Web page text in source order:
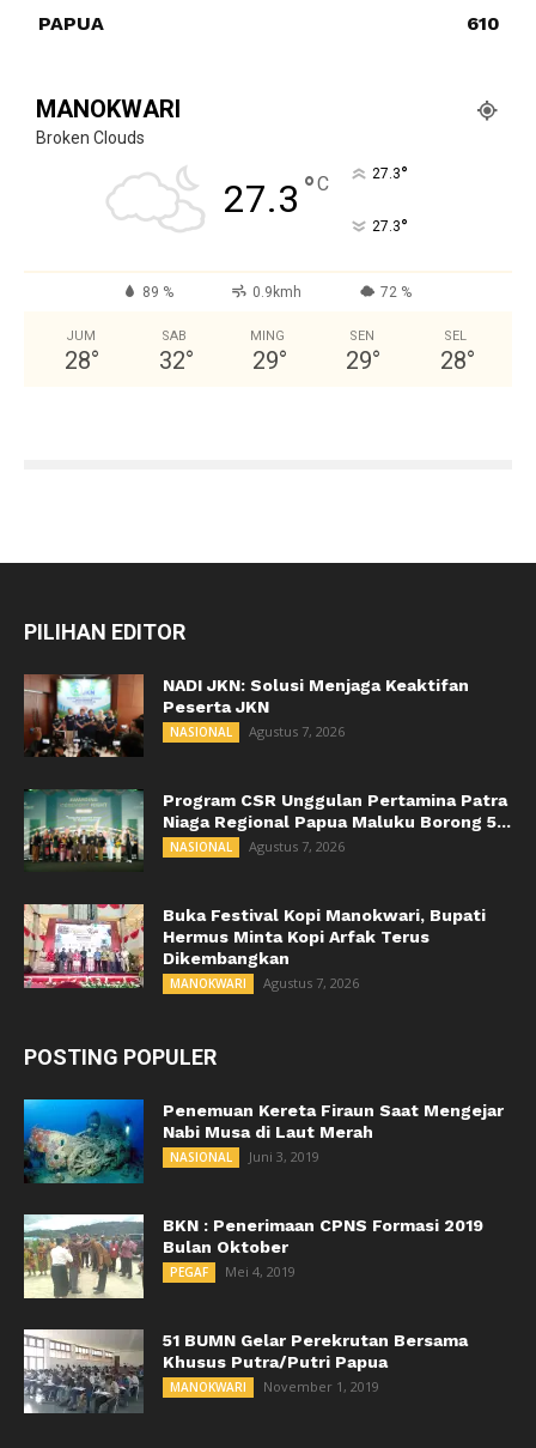
PAPUA
610
MANOKWARI
Broken Clouds
27.3 °C 27.3°
27.3°
89 % 0.9kmh 72 %
JUM
28°
SAB
32°
MING
29°
SEN
29°
SEL
28°
PILIHAN EDITOR
NADI JKN: Solusi Menjaga Keaktifan
Peserta JKN
NASIONAL Agustus 7, 2026
Program CSR Unggulan Pertamina Patra
Niaga Regional Papua Maluku Borong 5...
NASIONAL Agustus 7, 2026
Buka Festival Kopi Manokwari, Bupati
Hermus Minta Kopi Arfak Terus
Dikembangkan
MANOKWARI Agustus 7, 2026
POSTING POPULER
Penemuan Kereta Firaun Saat Mengejar
Nabi Musa di Laut Merah
NASIONAL Juni 3, 2019
BKN : Penerimaan CPNS Formasi 2019
Bulan Oktober
PEGAF Mei 4, 2019
51 BUMN Gelar Perekrutan Bersama
Khusus Putra/Putri Papua
MANOKWARI November 1, 2019